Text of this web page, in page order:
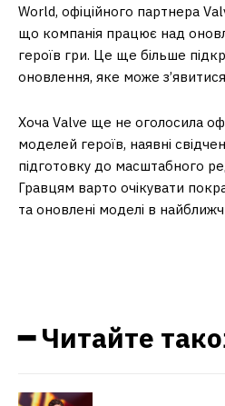
World, офіційного партнера
що компанія працює над
героїв гри. Це ще більше
оновлення, яке може
Хоча Valve ще не оголосила
моделей героїв, наявні
підготовку до масштабного
Гравцям варто очікувати
та оновлені моделі в
━ Читайте